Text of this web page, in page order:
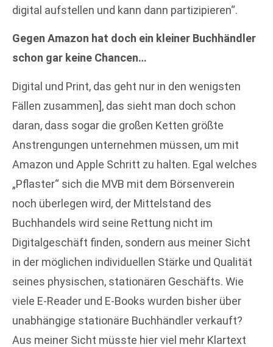
digital aufstellen und kann dann partizipieren“.
Gegen Amazon hat doch ein kleiner Buchhändler
schon gar keine Chancen…
Digital und Print, das geht nur in den wenigsten
Fällen zusammen], das sieht man doch schon
daran, dass sogar die großen Ketten größte
Anstrengungen unternehmen müssen, um mit
Amazon und Apple Schritt zu halten. Egal welches
„Pflaster“ sich die MVB mit dem Börsenverein
noch überlegen wird, der Mittelstand des
Buchhandels wird seine Rettung nicht im
Digitalgeschäft finden, sondern aus meiner Sicht
in der möglichen individuellen Stärke und Qualität
seines physischen, stationären Geschäfts. Wie
viele E-Reader und E-Books wurden bisher über
unabhängige stationäre Buchhändler verkauft?
Aus meiner Sicht müsste hier viel mehr Klartext